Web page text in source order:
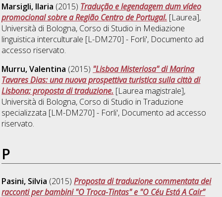
Marsigli, Ilaria (2015) Tradução e legendagem dum vídeo
promocional sobre a Região Centro de Portugal. [Laurea],
Università di Bologna, Corso di Studio in Mediazione
linguistica interculturale [L-DM270] - Forli', Documento ad
accesso riservato.
Murru, Valentina (2015) "Lisboa Misteriosa" di Marina
Tavares Dias: una nuova prospettiva turistica sulla città di
Lisbona; proposta di traduzione. [Laurea magistrale],
Università di Bologna, Corso di Studio inTraduzione
specializzata [LM-DM270] - Forli', Documento ad accesso
riservato.
P
Pasini, Silvia (2015)Proposta di traduzione commentata dei
racconti per bambini "O Troca-Tintas" e "O Céu Está A Cair"